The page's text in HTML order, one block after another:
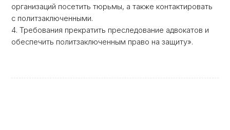
организаций посетить тюрьмы, а также контактировать
с политзаключенными.
4. Требования прекратить преследование адвокатов и
обеспечить политзаключенным право на защиту».